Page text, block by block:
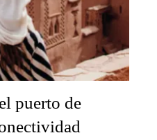
puerto de